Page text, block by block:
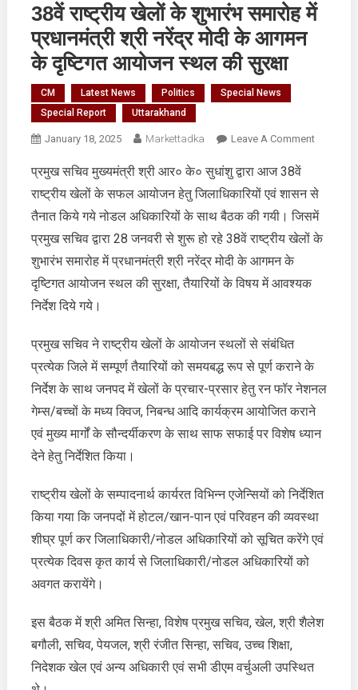
38वें राष्ट्रीय खेलों के शुभारंभ समारोह में
प्रधानमंत्री श्री नरेंद्र मोदी के आगमन
के दृष्टिगत आयोजन स्थल की सुरक्षा
CM Latest News Politics
Special News
Special Report
Uttarakhand
January 18, 2025 Markettadka Leave A CommentOn
खेलों
के
शुभारंभ
के
दृष्टिगत
आयोजन
प्रमुख सचिव मुख्यमंत्री श्री आर० के० सुधांशु द्वारा आज 38वें
राष्ट्रीय खेलों के सफल आयोजन हेतु जिलाधिकारियों एवं शासन से
तैनात किये गये नोडल अधिकारियों के साथ बैठक की गयी। जिसमें
प्रमुख सचिव द्वारा 28 जनवरी से शुरू हो रहे 38वें राष्ट्रीय खेलों के
शुभारंभ समारोह में प्रधानमंत्री श्री नरेंद्र मोदी के आगमन के
दृष्टिगत आयोजन स्थल की सुरक्षा, तैयारियों के विषय में आवश्यक
निर्देश दिये गये।
प्रमुख सचिव ने राष्ट्रीय खेलों के आयोजन स्थलों से संबंधित
प्रत्येक जिले में सम्पूर्ण तैयारियों को समयबद्ध रूप से पूर्ण कराने के
निर्देश के साथ जनपद में खेलों के प्रचार-प्रसार हेतु रन फॉर नेशनल
गेम्स/बच्चों के मध्य क्विज, निबन्ध आदि कार्यक्रम आयोजित कराने
एवं मुख्य मार्गों के सौन्दर्यीकरण के साथ साफ सफाई पर विशेष ध्यान
देने हेतु निर्देशित किया।
राष्ट्रीय खेलों के सम्पादनार्थ कार्यरत विभिन्न एजेन्सियों को निर्देशित
किया गया कि जनपदों में होटल/खान-पान एवं परिवहन की व्यवस्था
शीघ्र पूर्ण कर जिलाधिकारी/नोडल अधिकारियों को सूचित करेंगे एवं
प्रत्येक दिवस कृत कार्य से जिलाधिकारी/नोडल अधिकारियों को
अवगत करायेंगे।
इस बैठक में श्री अमित सिन्हा, विशेष प्रमुख सचिव, खेल, श्री शैलेश
बगौली, सचिव, पेयजल, श्री रंजीत सिन्हा, सचिव, उच्च शिक्षा,
निदेशक खेल एवं अन्य अधिकारी एवं सभी डीएम वर्चुअली उपस्थित